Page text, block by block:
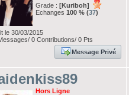
Grade : [Kuriboh]
Echanges 100 % (37)
le 30/03/2015
0 Contributions/ 0 Pts
Message Privé
Hors Ligne